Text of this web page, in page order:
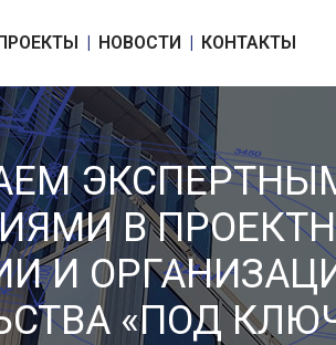
НОВОСТИ КОНТАКТЫ
В
И
«ПОД